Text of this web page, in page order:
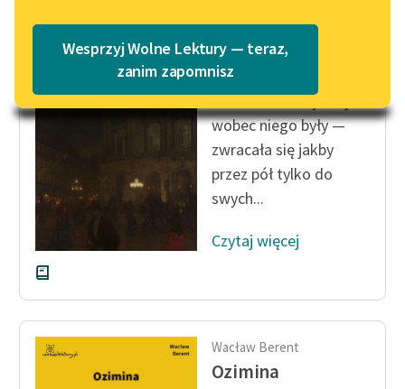
Lektury szkolne i klasyka
uczennic i uczniów z
niepełnosprawnościami
E-kolekcja lektur
szkolnych i literatury do
słuchania dla uczennic i
uczniów z
niepełnosprawnościami
Feministyczne inspiracje.
Popularyzacja
skandynawskiej literatury
Katalog w formacie PDF
Wesprzyj Wolne Lektury — teraz,
zanim zapomnisz
Ozimina
— Takie to winy moje
wobec niego były —
zwracała się jakby
przez pół tylko do
swych...
Czytaj więcej
Wacław Berent
Ozimina